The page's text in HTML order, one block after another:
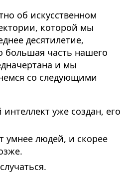
об искусственном
которой мы
десятилетие,
большая часть нашего
и мы
со следующими
уже создан, его
умнее людей, и скорее